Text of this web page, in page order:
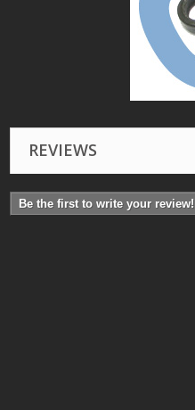
REVIEWS
Be the first to write your review!